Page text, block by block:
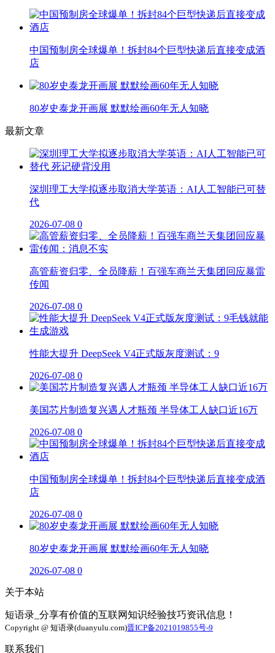
中国预制房全球爆单！拆封84个巨型快递后直接变成酒
店
80岁史泰龙开画展 默默绘画60年无人知晓
最新文章
深圳理工大学拟逐步取消大学英语：AI人工智能已可替
代
2026-07-08 0
高管薪资归零、全员降薪！百强车商兰天集团回应暴雷
传闻
2026-07-08 0
性能大提升 DeepSeek V4正式版灰度测试：9
2026-07-08 0
美国芯片制造复兴遇人才瓶颈 半导体工人缺口近16万
2026-07-08 0
中国预制房全球爆单！拆封84个巨型快递后直接变成酒
店
2026-07-08 0
80岁史泰龙开画展 默默绘画60年无人知晓
2026-07-08 0
关于本站
短语录_分享有价值的互联网知识经验技巧资讯信息！
Copyright @ 短语录(duanyulu.com)晋ICP备2021019855号-9
联系我们